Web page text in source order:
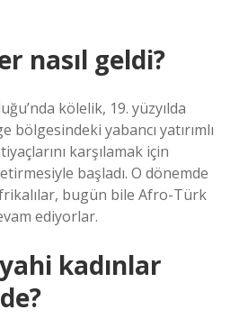
nasıl geldi?
kölelik, 19. yüzyılda
bölgesindeki yabancı yatırımlı
karşılamak için
başladı. O dönemde
bugün bile Afro-Türk
ediyorlar.
kadınlar